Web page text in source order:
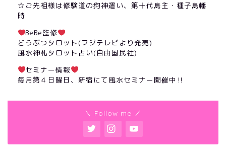
☆ご先祖様は修験道の狗神遣い、第十代島主・種子島幡
時
BeBe監修
どうぶつタロット(フジテレビより発売)
風水神札タロット占い(自由国民社)
セミナー情報
毎月第４日曜日、新宿にて風水セミナー開催中‼︎
＼ Follow me ／